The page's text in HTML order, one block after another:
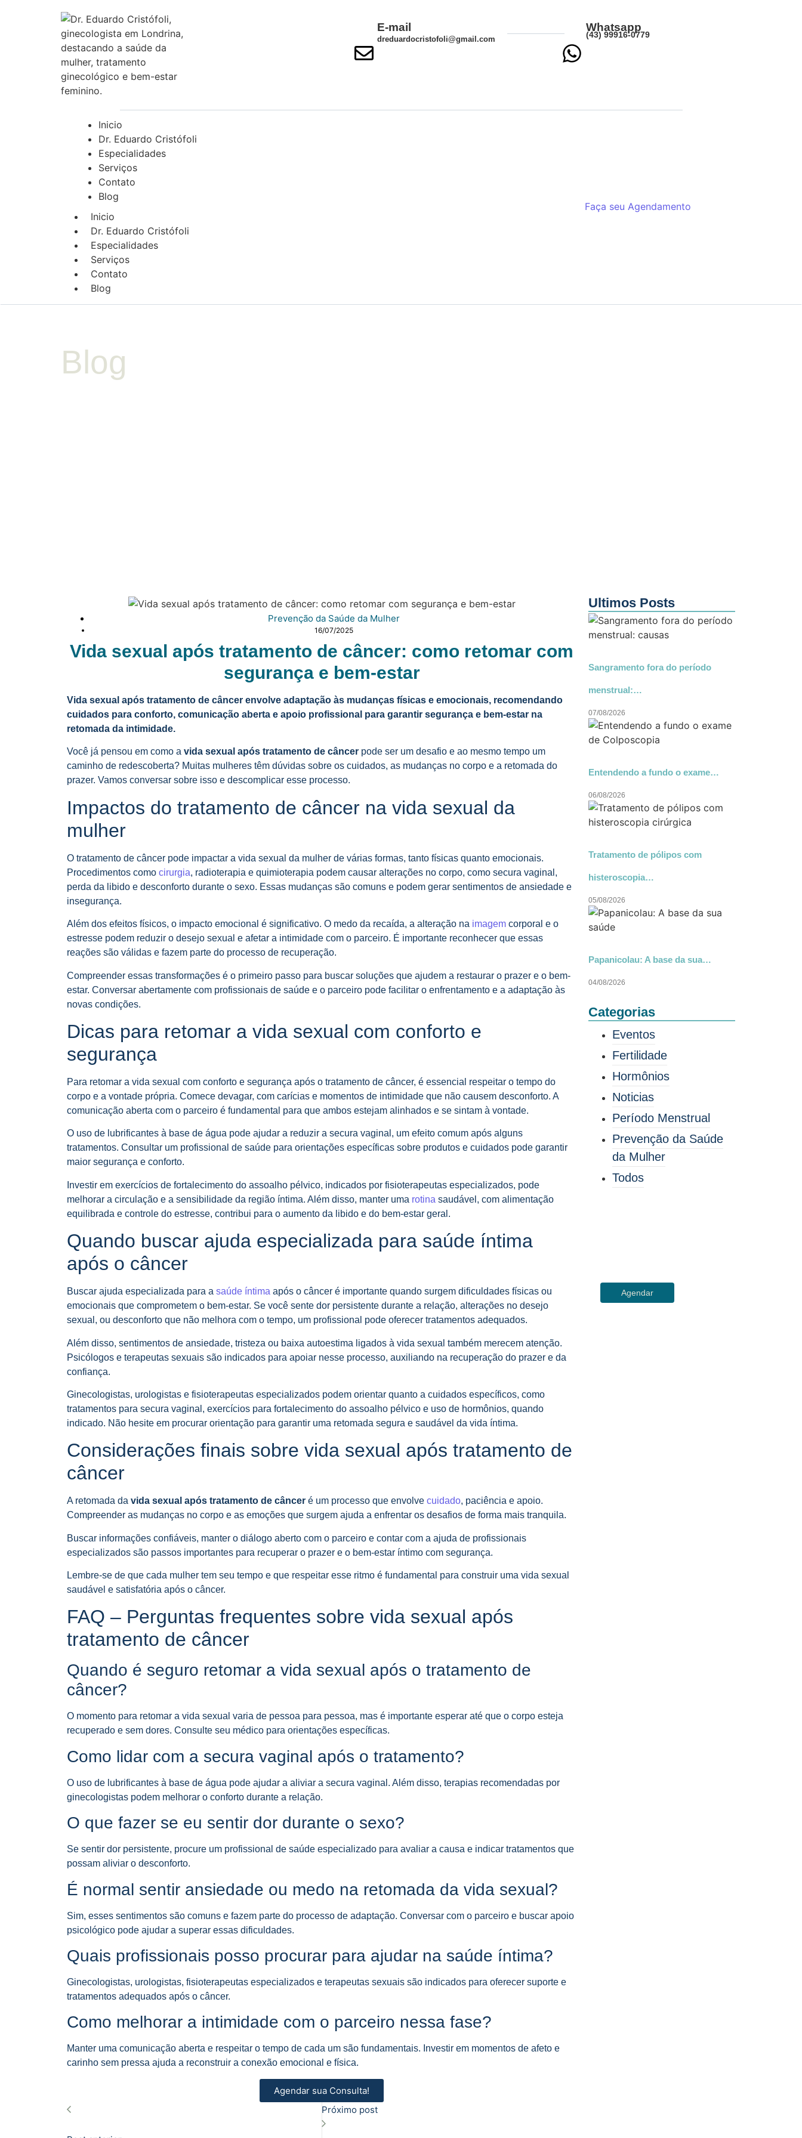
E-mail
dreduardocristofoli@gmail.com
Whatsapp
(43) 99916-0779
Inicio
Dr. Eduardo Cristófoli
Especialidades
Serviços
Contato
Blog
Inicio
Dr. Eduardo Cristófoli
Especialidades
Serviços
Contato
Blog
Faça seu Agendamento
Blog
Prevenção da Saúde da Mulher
16/07/2025
Vida sexual após tratamento de câncer: como retomar com
segurança e bem-estar
Vida sexual após tratamento de câncer envolve adaptação às mudanças físicas e emocionais, recomendando
cuidados para conforto, comunicação aberta e apoio profissional para garantir segurança e bem-estar na
retomada da intimidade.
Você já pensou em como a vida sexual após tratamento de câncer pode ser um desafio e ao mesmo tempo um
caminho de redescoberta? Muitas mulheres têm dúvidas sobre os cuidados, as mudanças no corpo e a retomada do
prazer. Vamos conversar sobre isso e descomplicar esse processo.
Impactos do tratamento de câncer na vida sexual da
mulher
O tratamento de câncer pode impactar a vida sexual da mulher de várias formas, tanto físicas quanto emocionais.
Procedimentos como cirurgia, radioterapia e quimioterapia podem causar alterações no corpo, como secura vaginal,
perda da libido e desconforto durante o sexo. Essas mudanças são comuns e podem gerar sentimentos de ansiedade e
insegurança.
Além dos efeitos físicos, o impacto emocional é significativo. O medo da recaída, a alteração na imagem corporal e o
estresse podem reduzir o desejo sexual e afetar a intimidade com o parceiro. É importante reconhecer que essas
reações são válidas e fazem parte do processo de recuperação.
Compreender essas transformações é o primeiro passo para buscar soluções que ajudem a restaurar o prazer e o bem-
estar. Conversar abertamente com profissionais de saúde e o parceiro pode facilitar o enfrentamento e a adaptação às
novas condições.
Dicas para retomar a vida sexual com conforto e
segurança
Para retomar a vida sexual com conforto e segurança após o tratamento de câncer, é essencial respeitar o tempo do
corpo e a vontade própria. Comece devagar, com carícias e momentos de intimidade que não causem desconforto. A
comunicação aberta com o parceiro é fundamental para que ambos estejam alinhados e se sintam à vontade.
O uso de lubrificantes à base de água pode ajudar a reduzir a secura vaginal, um efeito comum após alguns
tratamentos. Consultar um profissional de saúde para orientações específicas sobre produtos e cuidados pode garantir
maior segurança e conforto.
Investir em exercícios de fortalecimento do assoalho pélvico, indicados por fisioterapeutas especializados, pode
melhorar a circulação e a sensibilidade da região íntima. Além disso, manter uma rotina saudável, com alimentação
equilibrada e controle do estresse, contribui para o aumento da libido e do bem-estar geral.
Quando buscar ajuda especializada para saúde íntima
após o câncer
Buscar ajuda especializada para a saúde íntima após o câncer é importante quando surgem dificuldades físicas ou
emocionais que comprometem o bem-estar. Se você sente dor persistente durante a relação, alterações no desejo
sexual, ou desconforto que não melhora com o tempo, um profissional pode oferecer tratamentos adequados.
Além disso, sentimentos de ansiedade, tristeza ou baixa autoestima ligados à vida sexual também merecem atenção.
Psicólogos e terapeutas sexuais são indicados para apoiar nesse processo, auxiliando na recuperação do prazer e da
confiança.
Ginecologistas, urologistas e fisioterapeutas especializados podem orientar quanto a cuidados específicos, como
tratamentos para secura vaginal, exercícios para fortalecimento do assoalho pélvico e uso de hormônios, quando
indicado. Não hesite em procurar orientação para garantir uma retomada segura e saudável da vida íntima.
Considerações finais sobre vida sexual após tratamento de
câncer
A retomada da vida sexual após tratamento de câncer é um processo que envolve cuidado, paciência e apoio.
Compreender as mudanças no corpo e as emoções que surgem ajuda a enfrentar os desafios de forma mais tranquila.
Buscar informações confiáveis, manter o diálogo aberto com o parceiro e contar com a ajuda de profissionais
especializados são passos importantes para recuperar o prazer e o bem-estar íntimo com segurança.
Lembre-se de que cada mulher tem seu tempo e que respeitar esse ritmo é fundamental para construir uma vida sexual
saudável e satisfatória após o câncer.
FAQ – Perguntas frequentes sobre vida sexual após
tratamento de câncer
Quando é seguro retomar a vida sexual após o tratamento de
câncer?
O momento para retomar a vida sexual varia de pessoa para pessoa, mas é importante esperar até que o corpo esteja
recuperado e sem dores. Consulte seu médico para orientações específicas.
Como lidar com a secura vaginal após o tratamento?
O uso de lubrificantes à base de água pode ajudar a aliviar a secura vaginal. Além disso, terapias recomendadas por
ginecologistas podem melhorar o conforto durante a relação.
O que fazer se eu sentir dor durante o sexo?
Se sentir dor persistente, procure um profissional de saúde especializado para avaliar a causa e indicar tratamentos que
possam aliviar o desconforto.
É normal sentir ansiedade ou medo na retomada da vida sexual?
Sim, esses sentimentos são comuns e fazem parte do processo de adaptação. Conversar com o parceiro e buscar apoio
psicológico pode ajudar a superar essas dificuldades.
Quais profissionais posso procurar para ajudar na saúde íntima?
Ginecologistas, urologistas, fisioterapeutas especializados e terapeutas sexuais são indicados para oferecer suporte e
tratamentos adequados após o câncer.
Como melhorar a intimidade com o parceiro nessa fase?
Manter uma comunicação aberta e respeitar o tempo de cada um são fundamentais. Investir em momentos de afeto e
carinho sem pressa ajuda a reconstruir a conexão emocional e física.
Agendar sua Consulta!
Próximo post
Ultimos Posts
Sangramento fora do período
menstrual:…
07/08/2026
Entendendo a fundo o exame…
06/08/2026
Tratamento de pólipos com
histeroscopia…
05/08/2026
Papanicolau: A base da sua…
04/08/2026
Categorias
Eventos
Fertilidade
Hormônios
Noticias
Período Menstrual
Prevenção da Saúde
da Mulher
Todos
Agendar